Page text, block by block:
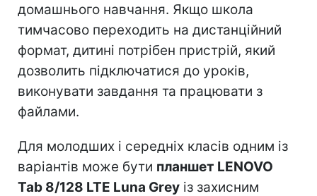
домашнього навчання. Якщо школа
тимчасово переходить на дистанційний
формат, дитині потрібен пристрій, який
дозволить підключатися до уроків,
виконувати завдання та працювати з
файлами.
Для молодших і середніх класів одним із
варіантів може бути планшет LENOVO
Tab 8/128 LTE Luna Grey із захисним